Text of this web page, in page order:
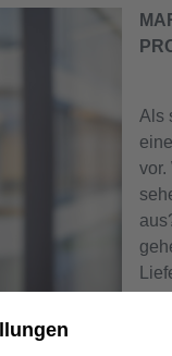
Als
vor.
ist eine gute